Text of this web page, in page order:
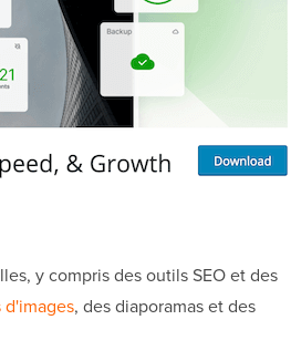
y compris des outils SEO et des
, des diaporamas et des